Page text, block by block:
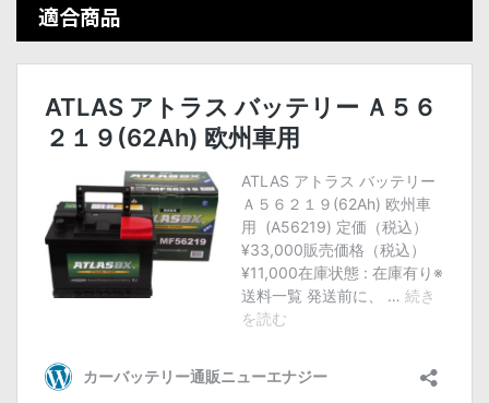
適合商品